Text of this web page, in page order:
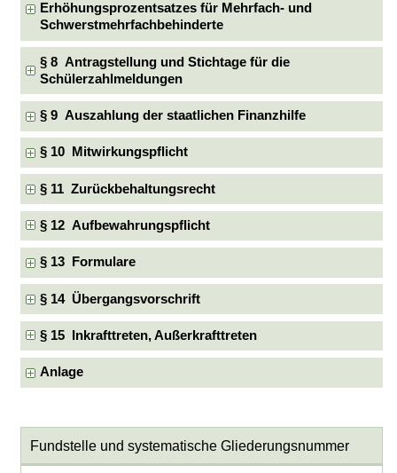
Erhöhungsprozentsatzes für Mehrfach- und
Schwerstmehrfachbehinderte
§ 8 Antragstellung und Stichtage für die
Schülerzahlmeldungen
§ 9 Auszahlung der staatlichen Finanzhilfe
§ 10 Mitwirkungspflicht
§ 11 Zurückbehaltungsrecht
§ 12 Aufbewahrungspflicht
§ 13 Formulare
§ 14 Übergangsvorschrift
§ 15 Inkrafttreten, Außerkrafttreten
Anlage
Fundstelle und systematische Gliederungsnummer